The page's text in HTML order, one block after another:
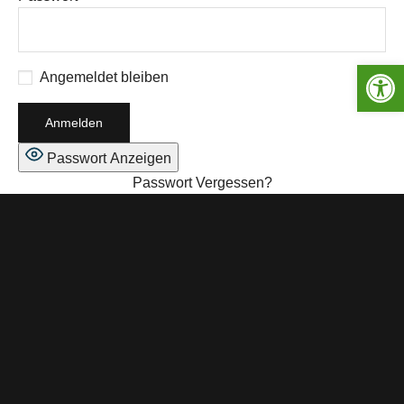
Angemeldet bleiben
Passwort Anzeigen
Passwort Vergessen?
Werkzeugleiste öffnen